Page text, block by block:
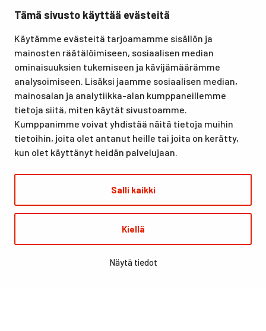
Tämä sivusto käyttää evästeitä
Käytämme evästeitä tarjoamamme sisällön ja
mainosten räätälöimiseen, sosiaalisen median
ominaisuuksien tukemiseen ja kävijämäärämme
analysoimiseen. Lisäksi jaamme sosiaalisen median,
mainosalan ja analytiikka-alan kumppaneillemme
tietoja siitä, miten käytät sivustoamme.
Kumppanimme voivat yhdistää näitä tietoja muihin
tietoihin, joita olet antanut heille tai joita on kerätty,
kun olet käyttänyt heidän palvelujaan.
Salli kaikki
Kiellä
Näytä tiedot
koulutus- ja vapaa-ajan keskus, joka tarjoaa puitteet niin
lomille, harrastuksille kuin kansainvälisen tason
urheilutapahtumillekin. Santasport on myös virallinen
olympiavalmennuskeskus lumi- ja jääurheilulajeissa sekä
taitovalmennuksessa.